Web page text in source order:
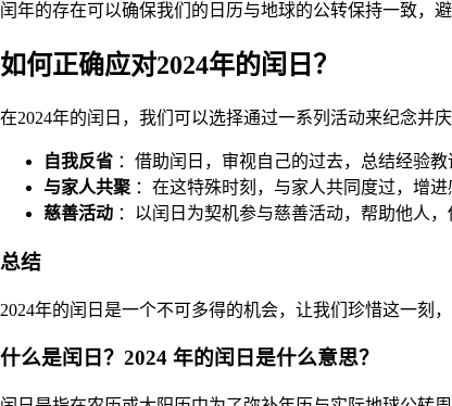
闰年的存在可以确保我们的日历与地球的公转保持一致，
如何正确应对2024年的闰日？
在2024年的闰日，我们可以选择通过一系列活动来纪念并
自我反省 ：借助闰日，审视自己的过去，总结经验教
与家人共聚 ：在这特殊时刻，与家人共同度过，增进
慈善活动 ：以闰日为契机参与慈善活动，帮助他人，
总结
2024年的闰日是一个不可多得的机会，让我们珍惜这一刻
什么是闰日？2024 年的闰日是什么意思？